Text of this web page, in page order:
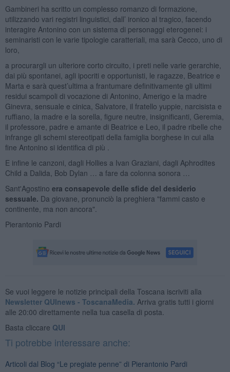
Gambineri ha scritto un complesso romanzo di formazione,
utilizzando vari registri linguistici, dall’ ironico al tragico, facendo
interagire Antonino con un sistema di personaggi eterogenei: i
seminaristi con le varie tipologie caratteriali, ma sarà Cecco, uno di
loro,
a procurargli un ulteriore corto circuito, i preti nelle varie gerarchie,
dai più spontanei, agli ipocriti e opportunisti, le ragazze, Beatrice e
Marta e sarà quest’ultima a frantumare definitivamente gli ultimi
residui scampoli di vocazione di Antonino, Amerigo e la madre
Ginevra, sensuale e cinica, Salvatore, il fratello yuppie, narcisista e
ruffiano, la madre e la sorella, figure neutre, insignificanti, Geremia,
il professore, padre e amante di Beatrice e Leo, il padre ribelle che
infrange gli schemi stereotipati della famiglia borghese in cui alla
fine Antonino si identifica di più .
E infine le canzoni, dagli Hollies a Ivan Graziani, dagli Aphrodites
Child a Dalida, Bob Dylan … a fare da colonna sonora …
Sant'Agostino era consapevole delle sfide del desiderio
sessuale. Da giovane, pronunciò la preghiera "fammi casto e
continente, ma non ancora".
Pierantonio Pardi
Se vuoi leggere le notizie principali della Toscana iscriviti alla
Newsletter QUInews - ToscanaMedia. Arriva gratis tutti i giorni
alle 20:00 direttamente nella tua casella di posta.
Basta cliccare QUI
Ti potrebbe interessare anche:
Articoli dal Blog “Le pregiate penne” di Pierantonio Pardi